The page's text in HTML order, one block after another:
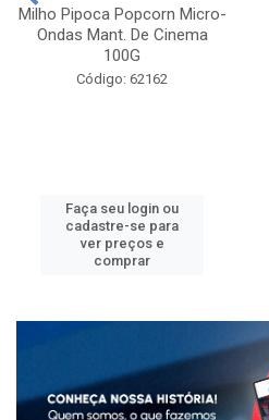
Milho Pipoca Popcorn Micro-
Ondas Mant. De Cinema
100G
Código: 62162
Faça seu login ou
cadastre-se para
ver preços e
comprar